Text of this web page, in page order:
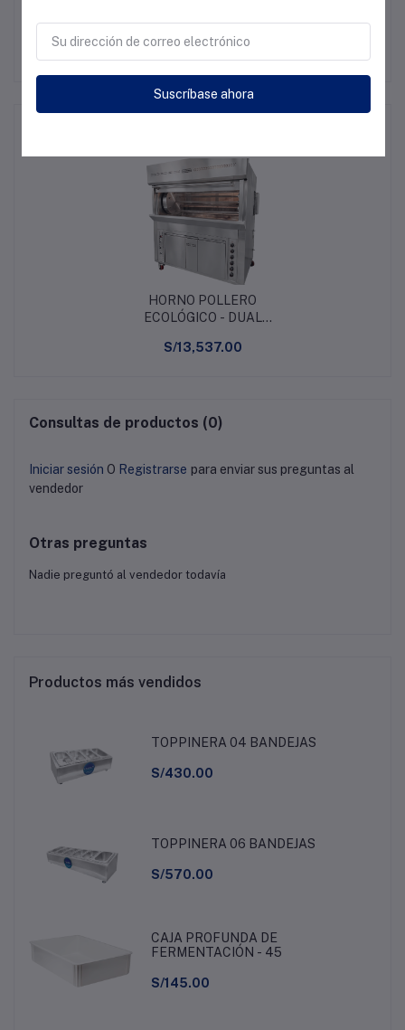
HORNO POLLERO
ECOLÓGICO - DUAL
S/13,537.00
Consultas de productos (0)
Iniciar sesión O Registrarse para enviar sus preguntas al
vendedor
Otras preguntas
Nadie preguntó al vendedor todavía
Productos más vendidos
TOPPINERA 04 BANDEJAS
S/430.00
TOPPINERA 06 BANDEJAS
S/570.00
CAJA PROFUNDA DE
FERMENTACIÓN - 45
S/145.00
Suscríbase ahora